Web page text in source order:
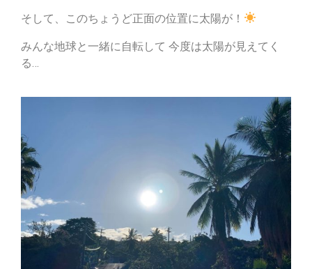
そして、このちょうど正面の位置に太陽が！
みんな地球と一緒に自転して 今度は太陽が見えてく
る…